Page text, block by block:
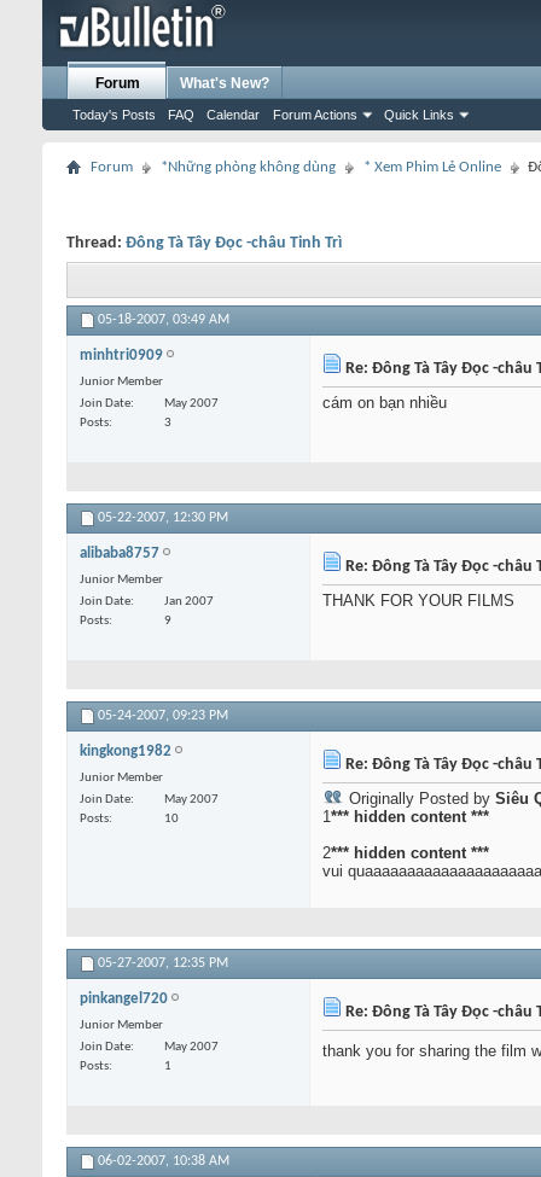
Forum
Today's Posts FAQ Calendar Forum Actions Quick Links
What's New?
Forum *Những phòng không dùng * Xem Phim Lẻ Online
Thread: Đông Tà Tây Đọc -châu Tinh Trì
05-18-2007, 03:49 AM
minhtri0909
Junior Member
Join Date
May 2007
Posts
3
Re: Đông Tà Tây Đọc -châu
cám on bạn nhiều
05-22-2007, 12:30 PM
alibaba8757
Junior Member
Join Date
Jan 2007
Posts
9
Re: Đông Tà Tây Đọc -châu
THANK FOR YOUR FILMS
05-24-2007, 09:23 PM
kingkong1982
Junior Member
Join Date
May 2007
Posts
10
Re: Đông Tà Tây Đọc -châu
Originally Posted by Siêu
1*** hidden content ***
2*** hidden content ***
vui
05-27-2007, 12:35 PM
pinkangel720
Junior Member
Join Date
May 2007
Posts
1
Re: Đông Tà Tây Đọc -châu
thank you for sharing the film
06-02-2007, 10:38 AM